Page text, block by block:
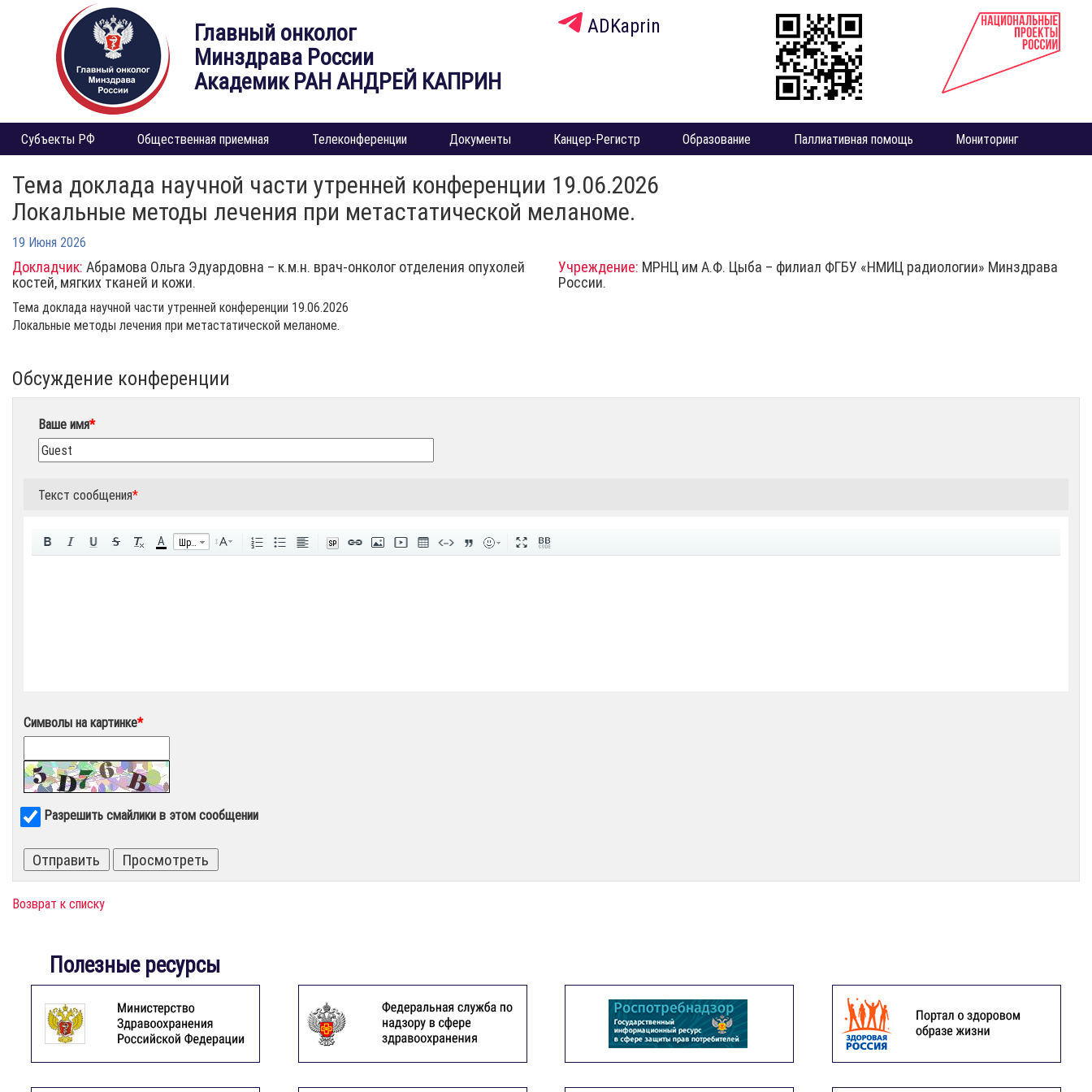
Главный онколог
Минздрава России
Академик РАН АНДРЕЙ КАПРИН
ADKaprin
Субъекты РФ Общественная приемная Телеконференции Документы Канцер-Регистр Образование Паллиативная помощь Мониторинг
Тема доклада научной части утренней конференции 19.06.2026
Локальные методы лечения при метастатической меланоме.
19 Июня 2026
Докладчик: Абрамова Ольга Эдуардовна – к.м.н. врач-онколог отделения опухолей
костей, мягких тканей и кожи.
Учреждение: МРНЦ им А.Ф. Цыба – филиал ФГБУ «НМИЦ радиологии» Минздрава
России.
Тема доклада научной части утренней конференции 19.06.2026
Локальные методы лечения при метастатической меланоме.
Обсуждение конференции
Ваше имя*
Текст сообщения*
A Шрифт
Символы на картинке*
Разрешить смайлики в этом сообщении
Возврат к списку
Полезные ресурсы